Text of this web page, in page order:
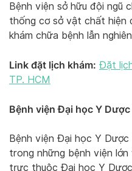
Bệnh viện sở hữu đội ngũ
thống cơ sở vật chất hiện
khám chữa bệnh lẫn
Link đặt lịch khám: Đặt
TP. HCM
Bệnh viện Đại học Y
Bệnh viện Đại học Y
trong những bệnh viện
trực thuộc Đại học Y